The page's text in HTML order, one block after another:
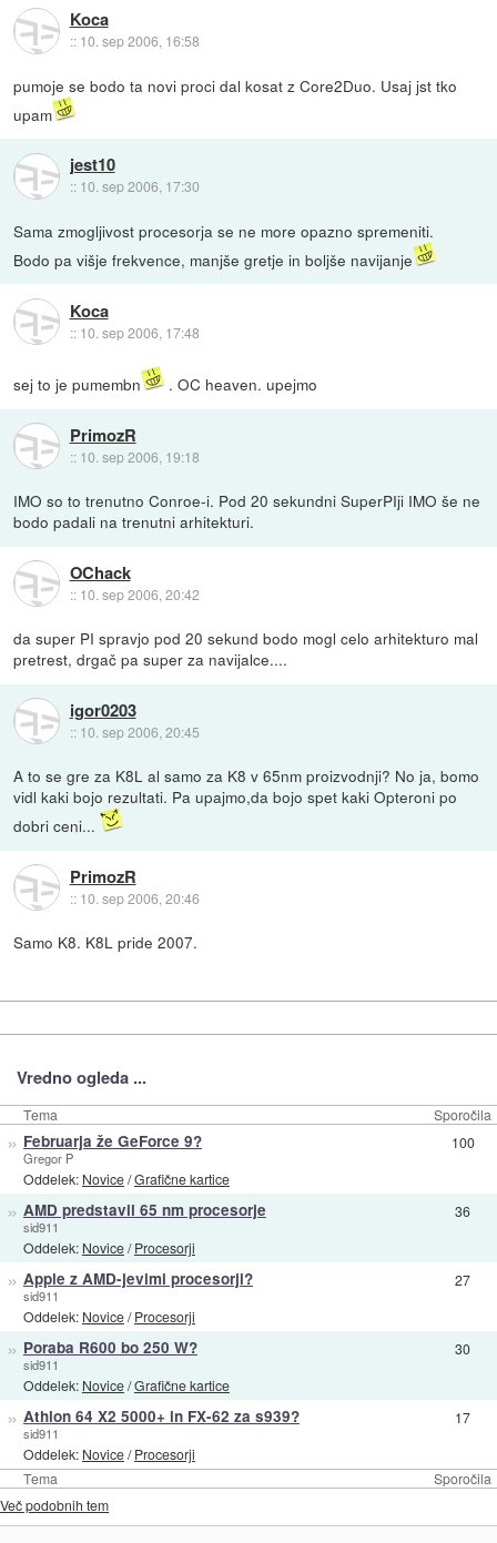
Koca
:: 10. sep 2006, 16:58
pumoje se bodo ta novi proci dal kosat z Core2Duo. Usaj jst tko
upam
jest10
:: 10. sep 2006, 17:30
Sama zmogljivost procesorja se ne more opazno spremeniti.
Bodo pa višje frekvence, manjše gretje in boljše navijanje
Koca
:: 10. sep 2006, 17:48
sej to je pumembn . OC heaven. upejmo
PrimozR
:: 10. sep 2006, 19:18
IMO so to trenutno Conroe-i. Pod 20 sekundni SuperPIji IMO še ne
bodo padali na trenutni arhitekturi.
OChack
:: 10. sep 2006, 20:42
da super PI spravjo pod 20 sekund bodo mogl celo arhitekturo mal
pretrest, drgač pa super za navijalce....
igor0203
:: 10. sep 2006, 20:45
A to se gre za K8L al samo za K8 v 65nm proizvodnji? No ja, bomo
vidl kaki bojo rezultati. Pa upajmo,da bojo spet kaki Opteroni po
dobri ceni...
PrimozR
:: 10. sep 2006, 20:46
Samo K8. K8L pride 2007.
Vredno ogleda ...
Tema Sporočila
Tema Sporočila
» Februarja že GeForce 9?
Gregor P
Oddelek: Novice/Grafične kartice
100
» AMD predstavil 65 nm procesorje
sid911
Oddelek: Novice/Procesorji
36
» Apple z AMD-jevimi procesorji?
sid911
Oddelek: Novice/Procesorji
27
» Poraba R600 bo 250 W?
sid911
Oddelek: Novice/Grafične kartice
30
» Athlon 64 X2 5000+ in FX-62 za s939?
sid911
Oddelek: Novice/Procesorji
17
Več podobnih tem